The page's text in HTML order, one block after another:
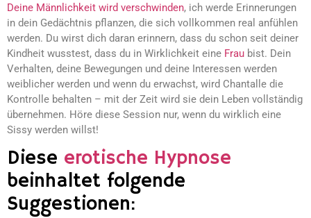
Deine Männlichkeit wird verschwinden, ich werde Erinnerungen
in dein Gedächtnis pflanzen, die sich vollkommen real anfühlen
werden. Du wirst dich daran erinnern, dass du schon seit deiner
Kindheit wusstest, dass du in Wirklichkeit eine Frau bist. Dein
Verhalten, deine Bewegungen und deine Interessen werden
weiblicher werden und wenn du erwachst, wird Chantalle die
Kontrolle behalten – mit der Zeit wird sie dein Leben vollständig
übernehmen. Höre diese Session nur, wenn du wirklich eine
Sissy werden willst!
Diese erotische Hypnose
beinhaltet folgende
Suggestionen: